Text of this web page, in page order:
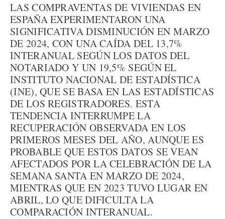
LAS COMPRAVENTAS DE VIVIENDAS EN
ESPAÑA EXPERIMENTARON UNA
SIGNIFICATIVA DISMINUCIÓN EN MARZO
DE 2024, CON UNA CAÍDA DEL 13,7%
INTERANUAL SEGÚN LOS DATOS DEL
NOTARIADO Y UN 19,5% SEGÚN EL
INSTITUTO NACIONAL DE ESTADÍSTICA
(INE), QUE SE BASA EN LAS ESTADÍSTICAS
DE LOS REGISTRADORES. ESTA
TENDENCIA INTERRUMPE LA
RECUPERACIÓN OBSERVADA EN LOS
PRIMEROS MESES DEL AÑO, AUNQUE ES
PROBABLE QUE ESTOS DATOS SE VEAN
AFECTADOS POR LA CELEBRACIÓN DE LA
SEMANA SANTA EN MARZO DE 2024,
MIENTRAS QUE EN 2023 TUVO LUGAR EN
ABRIL, LO QUE DIFICULTA LA
COMPARACIÓN INTERANUAL.